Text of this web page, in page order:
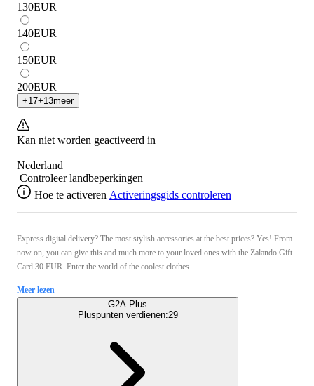
130EUR
140EUR
150EUR
200EUR
+17+13meer
Kan niet worden geactiveerd in
Nederland
Controleer landbeperkingen
Hoe te activeren Activeringsgids controleren
Express digital delivery? The most stylish accessories at the best prices? Yes! From
now on, you can give this and much more to your loved ones with the Zalando Gift
Card 30 EUR. Enter the world of the coolest clothes ...
Meer lezen
G2A Plus
Pluspunten verdienen:29